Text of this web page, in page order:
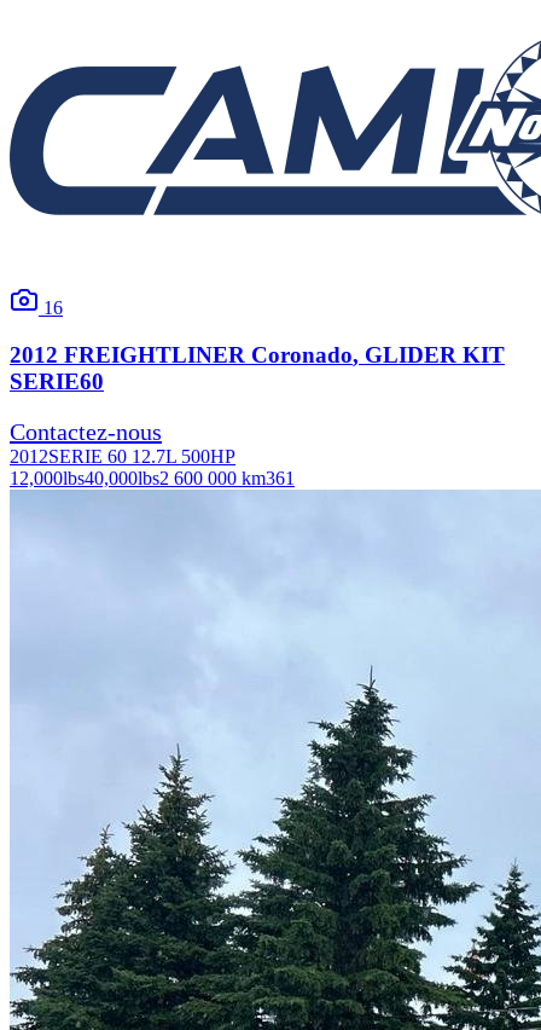
16
2012 FREIGHTLINER Coronado, GLIDER KIT
SERIE60
Contactez-nous
2012SERIE 60 12.7L 500HP
12,000lbs40,000lbs2 600 000 km361